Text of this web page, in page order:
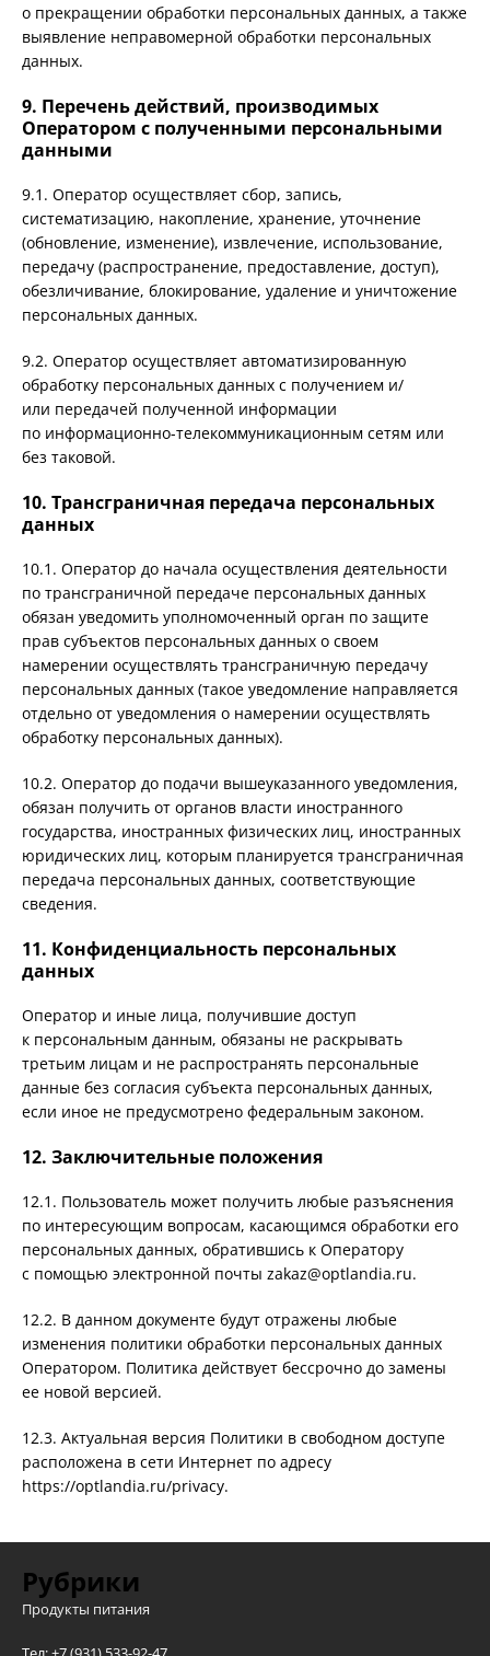
о прекращении обработки персональных данных, а также
выявление неправомерной обработки персональных
данных.
9. Перечень действий, производимых
Оператором с полученными персональными
данными
9.1. Оператор осуществляет сбор, запись,
систематизацию, накопление, хранение, уточнение
(обновление, изменение), извлечение, использование,
передачу (распространение, предоставление, доступ),
обезличивание, блокирование, удаление и уничтожение
персональных данных.
9.2. Оператор осуществляет автоматизированную
обработку персональных данных с получением и/
или передачей полученной информации
по информационно-телекоммуникационным сетям или
без таковой.
10. Трансграничная передача персональных
данных
10.1. Оператор до начала осуществления деятельности
по трансграничной передаче персональных данных
обязан уведомить уполномоченный орган по защите
прав субъектов персональных данных о своем
намерении осуществлять трансграничную передачу
персональных данных (такое уведомление направляется
отдельно от уведомления о намерении осуществлять
обработку персональных данных).
10.2. Оператор до подачи вышеуказанного уведомления,
обязан получить от органов власти иностранного
государства, иностранных физических лиц, иностранных
юридических лиц, которым планируется трансграничная
передача персональных данных, соответствующие
сведения.
11. Конфиденциальность персональных
данных
Оператор и иные лица, получившие доступ
к персональным данным, обязаны не раскрывать
третьим лицам и не распространять персональные
данные без согласия субъекта персональных данных,
если иное не предусмотрено федеральным законом.
12. Заключительные положения
12.1. Пользователь может получить любые разъяснения
по интересующим вопросам, касающимся обработки его
персональных данных, обратившись к Оператору
с помощью электронной почты zakaz@optlandia.ru.
12.2. В данном документе будут отражены любые
изменения политики обработки персональных данных
Оператором. Политика действует бессрочно до замены
ее новой версией.
12.3. Актуальная версия Политики в свободном доступе
расположена в сети Интернет по адресу
https://optlandia.ru/privacy.
Рубрики
Продукты питания